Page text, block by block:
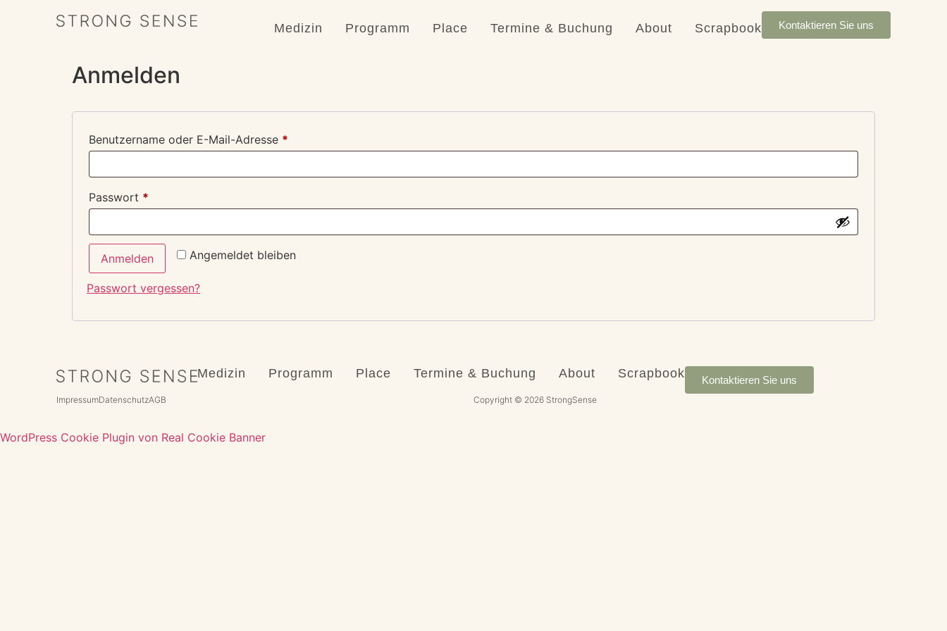
Medizin Programm Place Termine & Buchung About Scrapbook Kontaktieren Sie uns
Anmelden
Benutzername oder E-Mail-Adresse *
Passwort *
Alternative: Angemeldet bleiben
Anmelden
Passwort vergessen?
Medizin Programm Place Termine & Buchung About Scrapbook Kontaktieren Sie uns
ImpressumDatenschutzAGB Copyright © 2026 StrongSense
WordPress Cookie Plugin von Real Cookie Banner